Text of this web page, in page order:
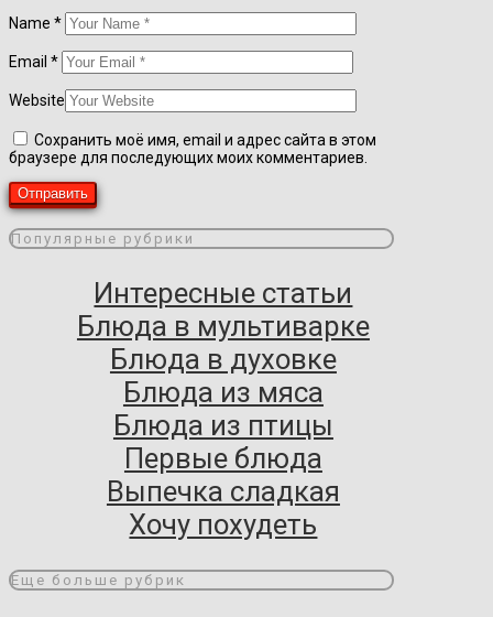
Name *
Email *
Website
Сохранить моё имя, email и адрес сайта в этом
браузере для последующих моих комментариев.
Популярные рубрики
Интересные статьи
Блюда в мультиварке
Блюда в духовке
Блюда из мяса
Блюда из птицы
Первые блюда
Выпечка сладкая
Хочу похудеть
Еще больше рубрик